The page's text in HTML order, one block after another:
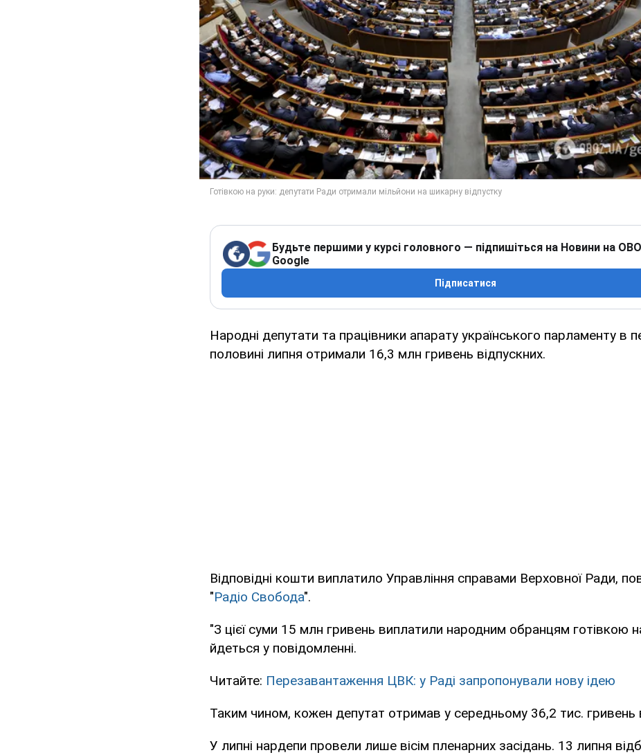
Будьте першими у курсі головного — підпишіться на Новини на
Google
Підписатися
Народні депутати та працівники апарату українського парламенту в
половині липня отримали 16,3 млн гривень відпускних.
Відповідні кошти виплатило Управління справами Верховної Ради,
"Радіо Свобода".
"З цієї суми 15 млн гривень виплатили народним обранцям готівкою
йдеться у повідомленні.
Читайте: Перезавантаження ЦВК: у Раді запропонували нову ідею
Таким чином, кожен депутат отримав у середньому 36,2 тис. гривень
У липні нардепи провели лише вісім пленарних засідань. 13 липня